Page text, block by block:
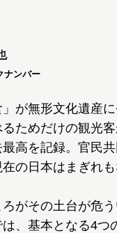
ナンバー
」が無形文化遺産
るためだけの観光
最高を記録。官民
の日本はまぎれ
がその土台が危
、基本となる4つ